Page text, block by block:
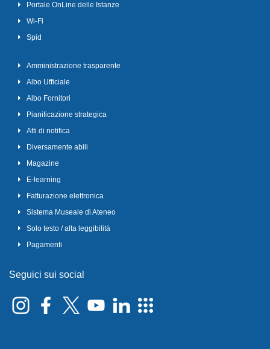
Portale OnLine delle Istanze
Wi-Fi
Spid
Amministrazione trasparente
Albo Ufficiale
Albo Fornitori
Pianificazione strategica
Atti di notifica
Diversamente abili
Magazine
E-learning
Fatturazione elettronica
Sistema Museale di Ateneo
Solo testo / alta leggibilità
Pagamenti
Seguici sui social